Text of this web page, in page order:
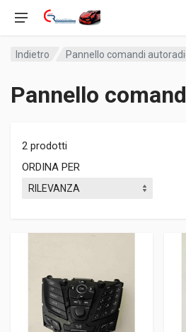
Indietro Pannello comandi
Pannello
2 prodotti
ORDINA PER